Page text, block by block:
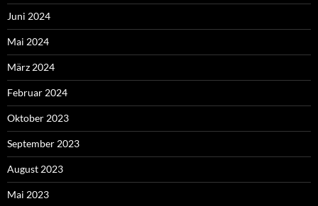
Juni 2024
Mai 2024
März 2024
Februar 2024
Oktober 2023
September 2023
August 2023
Mai 2023